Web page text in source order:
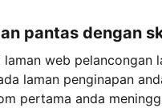
pantas dengan
web pelancongan
laman penginapan
pertama anda